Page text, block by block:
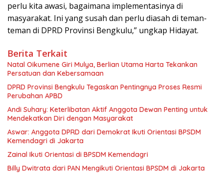
perlu kita awasi, bagaimana implementasinya di
masyarakat. Ini yang susah dan perlu diasah di teman-
teman di DPRD Provinsi Bengkulu,” ungkap Hidayat.
Berita Terkait
‎Natal Oikumene Giri Mulya, Berlian Utama Harta Tekankan
Persatuan dan Kebersamaan
DPRD Provinsi Bengkulu Tegaskan Pentingnya Proses Resmi
Perubahan APBD
Andi Suhary: Keterlibatan Aktif Anggota Dewan Penting untuk
Mendekatkan Diri dengan Masyarakat
Aswar: Anggota DPRD dari Demokrat Ikuti Orientasi BPSDM
Kemendagri di Jakarta
Zainal Ikuti Orientasi di BPSDM Kemendagri
Billy Dwitrata dari PAN Mengikuti Orientasi BPSDM di Jakarta